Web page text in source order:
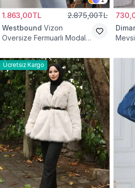
1.863,00TL 2.875,00TL
Westbound Vizon
Oversize Fermuarlı Modal
Ücretsiz Kargo